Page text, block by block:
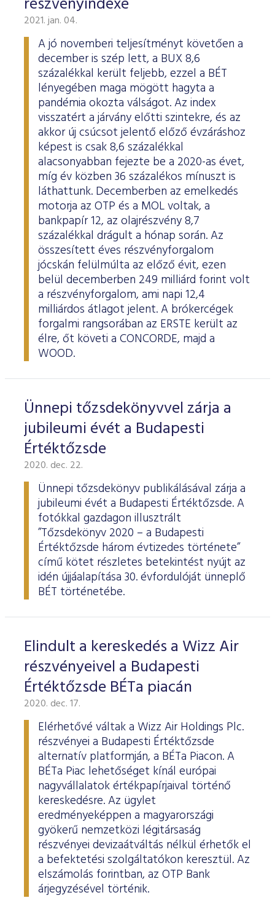
2021. jan. 04.
A jó novemberi teljesítményt követően a
december is szép lett, a BUX 8,6
százalékkal került feljebb, ezzel a BÉT
lényegében maga mögött hagyta a
pandémia okozta válságot. Az index
visszatért a járvány előtti szintekre, és az
akkor új csúcsot jelentő előző évzáráshoz
képest is csak 8,6 százalékkal
alacsonyabban fejezte be a 2020-as évet,
míg év közben 36 százalékos mínuszt is
láthattunk. Decemberben az emelkedés
motorja az OTP és a MOL voltak, a
bankpapír 12, az olajrészvény 8,7
százalékkal drágult a hónap során. Az
összesített éves részvényforgalom
jócskán felülmúlta az előző évit, ezen
belül decemberben 249 milliárd forint volt
a részvényforgalom, ami napi 12,4
milliárdos átlagot jelent. A brókercégek
forgalmi rangsorában az ERSTE került az
élre, őt követi a CONCORDE, majd a
WOOD.
Ünnepi tőzsdekönyvvel zárja a
jubileumi évét a Budapesti
Értéktőzsde
2020. dec. 22.
Ünnepi tőzsdekönyv publikálásával zárja a
jubileumi évét a Budapesti Értéktőzsde. A
fotókkal gazdagon illusztrált
”Tőzsdekönyv 2020 – a Budapesti
Értéktőzsde három évtizedes története”
című kötet részletes betekintést nyújt az
idén újjáalapítása 30. évfordulóját ünneplő
BÉT történetébe.
Elindult a kereskedés a Wizz Air
részvényeivel a Budapesti
Értéktőzsde BÉTa piacán
2020. dec. 17.
Elérhetővé váltak a Wizz Air Holdings Plc.
részvényei a Budapesti Értéktőzsde
alternatív platformján, a BÉTa Piacon. A
BÉTa Piac lehetőséget kínál európai
nagyvállalatok értékpapírjaival történő
kereskedésre. Az ügylet
eredményeképpen a magyarországi
gyökerű nemzetközi légitársaság
részvényei devizaátváltás nélkül érhetők el
a befektetési szolgáltatókon keresztül. Az
elszámolás forintban, az OTP Bank
árjegyzésével történik.